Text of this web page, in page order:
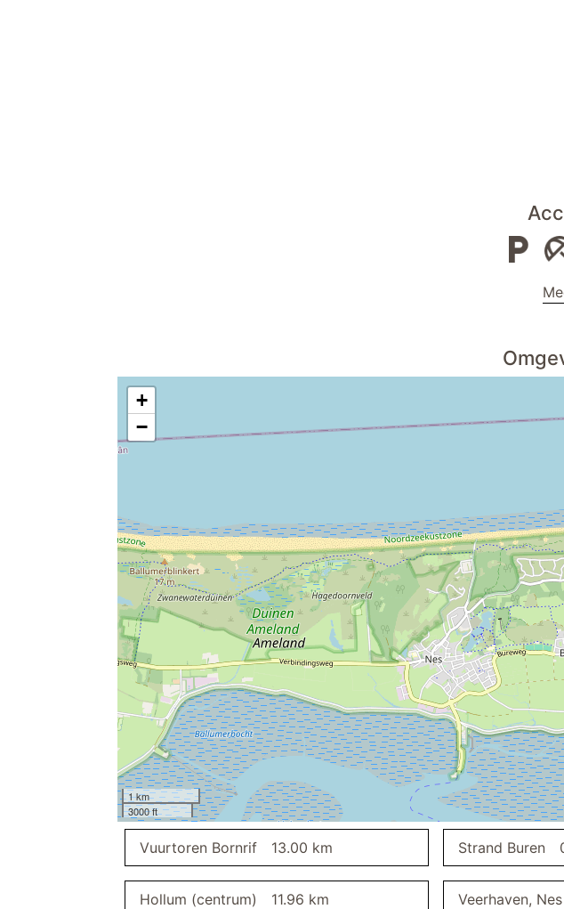
windsurfen
verwarming
keuken keuken
slaapkamer I
woonkamer
slaapkamer II
buitenruimte
Weber BBQ Q1400
oplaadmoglijkheid voor e-fietsen
badkamer
regendouche
eetkamer
+
−
1 km
3000 ft
Vuurtoren Bornrif 13.00 km Strand Buren
Hollum (centrum) 11.96 km Veerhaven, Nes